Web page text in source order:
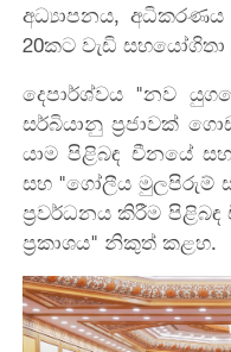
අධ්‍යාපනය, අධිකරණය
20කට වැඩි
දෙපාර්ශ්වය "නව
සර්බියානු ප්‍රජාවක්
යාම පිළිබඳ චීනයේ සහ
සහ "ගෝලීය මුලපිරුම්
ප්‍රවර්ධනය කිරීම
ප්‍රකාශය" නිකුත් කළහ.